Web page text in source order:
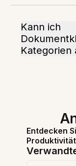
Kann ich
Kategorien
Entdecken